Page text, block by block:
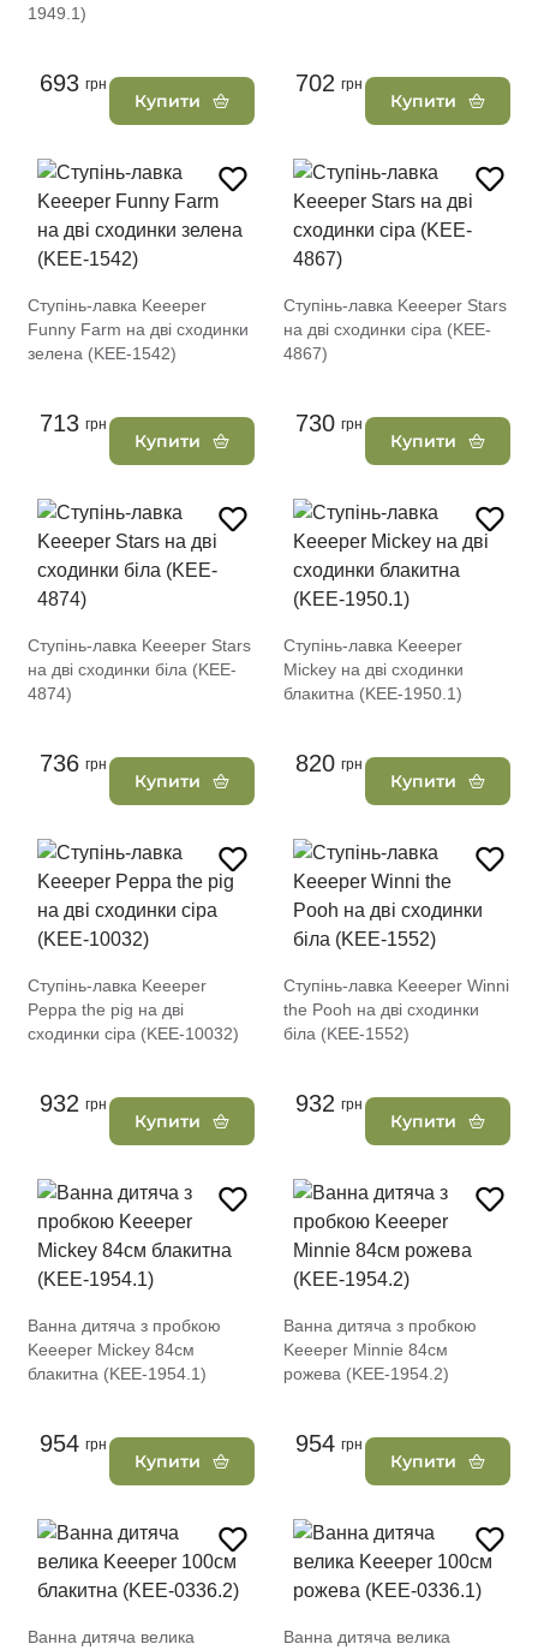
1949.1)
693 грн
Купити
702 грн
Купити
Ступінь-лавка Keeeper
Funny Farm на дві сходинки
зелена (KEE-1542)
713 грн
Купити
Ступінь-лавка Keeeper Stars
на дві сходинки сіра (KEE-
4867)
730 грн
Купити
Ступінь-лавка Keeeper Stars
на дві сходинки біла (KEE-
4874)
736 грн
Купити
Ступінь-лавка Keeeper
Mickey на дві сходинки
блакитна (KEE-1950.1)
820 грн
Купити
Ступінь-лавка Keeeper
Peppa the pig на дві
сходинки сіра (KEE-10032)
932 грн
Купити
Ступінь-лавка Keeeper Winni
the Pooh на дві сходинки
біла (KEE-1552)
932 грн
Купити
Ванна дитяча з пробкою
Keeeper Mickey 84см
блакитна (KEE-1954.1)
954 грн
Купити
Ванна дитяча з пробкою
Keeeper Minnie 84см
рожева (KEE-1954.2)
954 грн
Купити
Ванна дитяча велика
Ванна дитяча велика